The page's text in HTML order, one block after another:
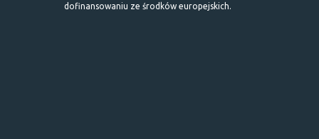
dofinansowaniu ze środków europejskich.